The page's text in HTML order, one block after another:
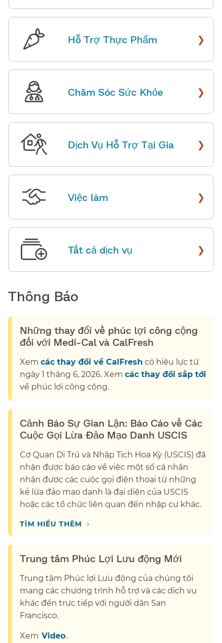
Hỗ Trợ Thực Phẩm ›
Chăm Sóc Sức Khỏe ›
Dịch Vụ Hỗ Trợ Tại Gia ›
Việc làm ›
Tất cả dịch vụ ›
Thông Báo​​
Những thay đổi về phúc lợi công cộng
đối với Medi-Cal và CalFresh​​
Xem các thay đổi về CalFresh có hiệu lực từ
ngày 1 tháng 6, 2026. Xem các thay đổi sắp tới
về phúc lợi công cộng.​​
Cảnh Báo Sự Gian Lận: Báo Cáo về Các
Cuộc Gọi Lừa Đảo Mạo Danh USCIS​​
Cơ Quan Di Trú và Nhập Tịch Hoa Kỳ (USCIS) đã
nhận được báo cáo về việc một số cá nhân
nhận được các cuộc gọi điện thoại từ những
kẻ lừa đảo mạo danh là đại diện của USCIS
hoặc các tổ chức liên quan đến nhập cư khác.​​
TÌM HIỂU THÊM​​ ›
Trung tâm Phúc Lợi Lưu động Mới​​
Trung tâm Phúc lợi Lưu động của chúng tôi
mang các chương trình hỗ trợ và các dịch vụ
khác đến trực tiếp với người dân San
Francisco.​​
Xem​​ Video​​.